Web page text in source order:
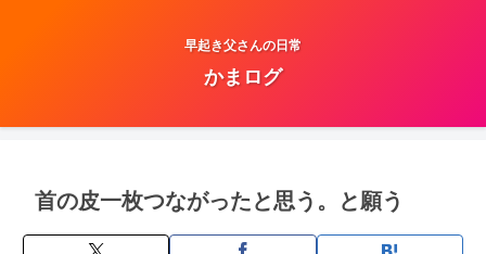
早起き父さんの日常
かまログ
首の皮一枚つながったと思う。と願う